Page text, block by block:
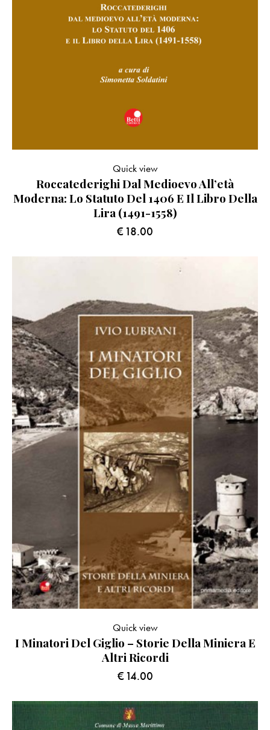
Roccatederighi Dal Medioevo All’età
Moderna: Lo Statuto Del 1406 E Il Libro Della
Lira (1491-1558)
€18.00
Quick view
I Minatori Del Giglio – Storie Della Miniera E
Altri Ricordi
€14.00
Quick view